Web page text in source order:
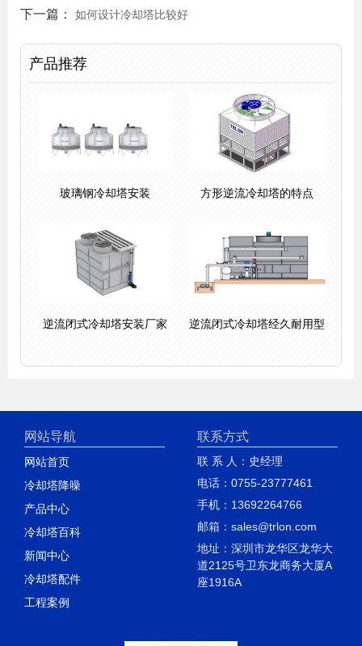
下一篇： 如何设计冷却塔比较好
产品推荐
玻璃钢冷却塔安装 方形逆流冷却塔的特点
逆流闭式冷却塔安装厂家 逆流闭式冷却塔经久耐用型
网站导航
网站首页
冷却塔降噪
产品中心
冷却塔百科
新闻中心
冷却塔配件
工程案例
联系方式
联 系 人：史经理
电话：0755-23777461
手机：13692264766
邮箱：sales@trlon.com
地址：深圳市龙华区龙华大
道2125号卫东龙商务大厦A
座1916A